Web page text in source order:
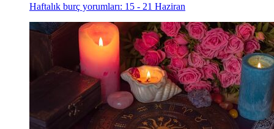
Haftalık burç yorumları: 15 - 21 Haziran